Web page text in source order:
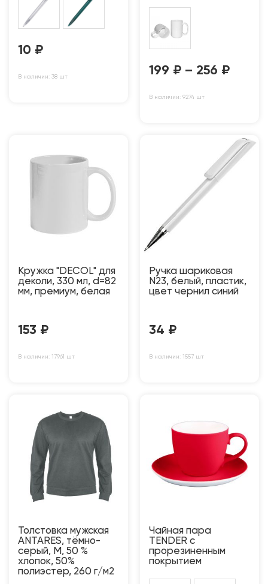
10 ₽
В наличии: 38 шт 199 ₽ – 256 ₽
В наличии: 9274 шт
Кружка "DECOL" для
деколи, 330 мл, d=82
мм, премиум, белая
153 ₽
В наличии: 17961 шт
Ручка шариковая
N23, белый, пластик,
цвет чернил синий
34 ₽
В наличии: 1557 шт
Толстовка мужская
ANTARES, тёмно-
серый, M, 50 %
хлопок, 50%
полиэстер, 260 г/м2
Чайная пара
TENDER с
прорезиненным
покрытием